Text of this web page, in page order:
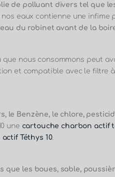
de polluant divers tel que
nos eaux contienne une infime
du robinet avant de la
nous consommons peut
et compatible avec le filtre
le Benzène, le chlore,
une cartouche charbon actif
Téthys 10.
que les boues, sable,